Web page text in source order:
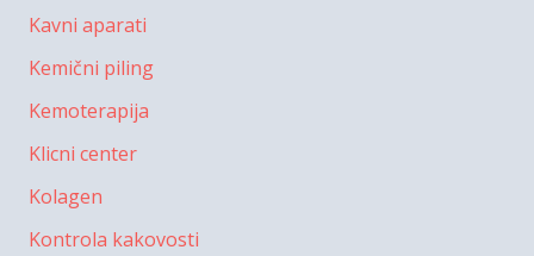
Kavni aparati
Kemični piling
Kemoterapija
Klicni center
Kolagen
Kontrola kakovosti